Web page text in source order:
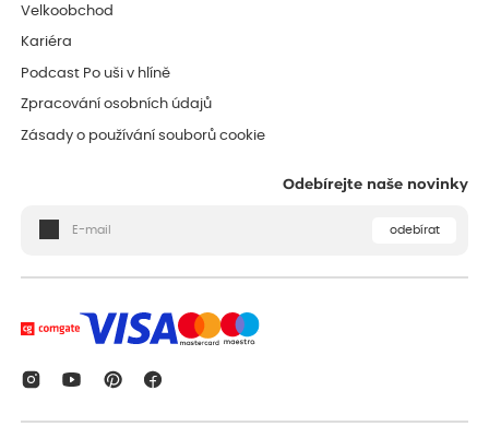
Velkoobchod
Kariéra
Podcast Po uši v hlíně
Zpracování osobních údajů
Zásady o používání souborů cookie
Odebírejte naše novinky
odebírat